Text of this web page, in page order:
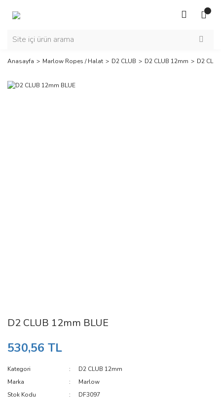
Anasayfa Marlow Ropes / Halat D2 CLUB D2 CLUB 12mm D2
D2 CLUB 12mm BLUE
530,56 TL
Kategori
D2 CLUB 12mm
Marka
Marlow
Stok Kodu
DF3097